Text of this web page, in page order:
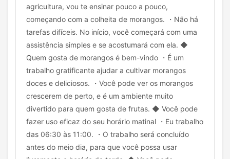
agricultura, vou te ensinar pouco a pouco,
começando com a colheita de morangos. ・Não há
tarefas difíceis. No início, você começará com uma
assistência simples e se acostumará com ela. ◆
Quem gosta de morangos é bem-vindo ・É um
trabalho gratificante ajudar a cultivar morangos
doces e deliciosos. ・Você pode ver os morangos
crescerem de perto, e é um ambiente muito
divertido para quem gosta de frutas. ◆ Você pode
fazer uso eficaz do seu horário matinal ・Eu trabalho
das 06:30 às 11:00. ・O trabalho será concluído
antes do meio dia, para que você possa usar